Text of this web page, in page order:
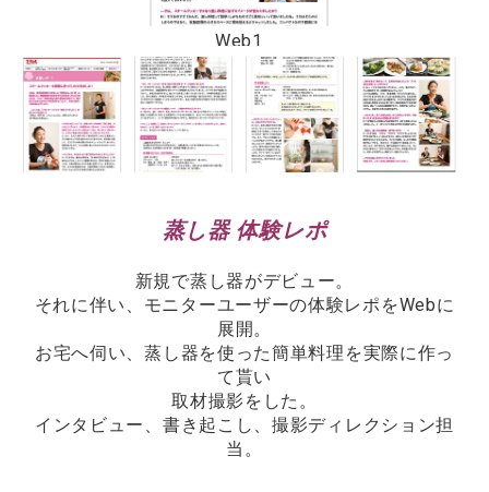
Web1
蒸し器 体験レポ
新規で蒸し器がデビュー。
それに伴い、モニターユーザーの体験レポをWebに
展開。
お宅へ伺い、蒸し器を使った簡単料理を実際に作っ
て貰い
取材撮影をした。
インタビュー、書き起こし、撮影ディレクション担
当。